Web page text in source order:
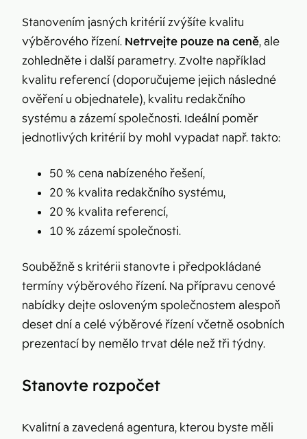
Stanovením jasných kritérií zvýšíte kvalitu
výběrového řízení. Netrvejte pouze na ceně, ale
zohledněte i další parametry. Zvolte například
kvalitu referencí (doporučujeme jejich následné
ověření u objednatele), kvalitu redakčního
systému a zázemí společnosti. Ideální poměr
jednotlivých kritérií by mohl vypadat např. takto:
50 % cena nabízeného řešení,
20 % kvalita redakčního systému,
20 % kvalita referencí,
10 % zázemí společnosti.
Souběžně s kritérii stanovte i předpokládané
termíny výběrového řízení. Na přípravu cenové
nabídky dejte osloveným společnostem alespoň
deset dní a celé výběrové řízení včetně osobních
prezentací by nemělo trvat déle než tři týdny.
Stanovte rozpočet
Kvalitní a zavedená agentura, kterou byste měli